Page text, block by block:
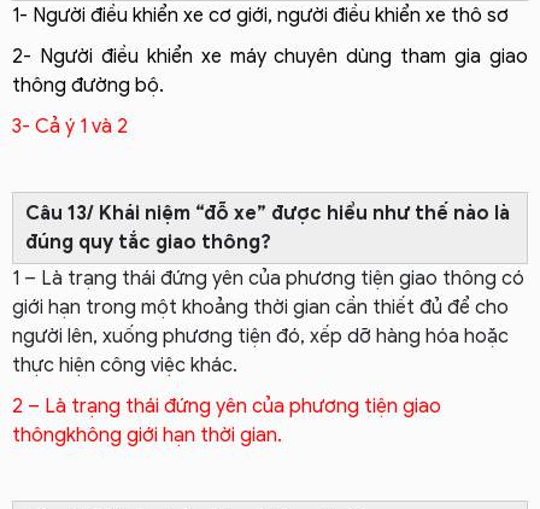
1- Người điều khiển xe cơ giới, người điều khiển xe thô sơ
2- Người điều khiển xe máy chuyên dùng tham gia giao
thông đường bộ.
3- Cả ý 1 và 2
Câu 13/ Khái niệm “đỗ xe” được hiểu như thế nào là
đúng quy tắc giao thông?
1 – Là trạng thái đứng yên của phương tiện giao thông có
giới hạn trong một khoảng thời gian cần thiết đủ để cho
người lên, xuống phương tiện đó, xếp dỡ hàng hóa hoặc
thực hiện công việc khác.
2 – Là trạng thái đứng yên của phương tiện giao
thôngkhông giới hạn thời gian.